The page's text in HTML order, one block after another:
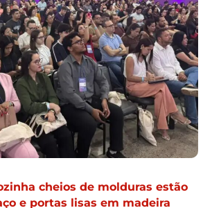
cheios de molduras estão
e portas lisas em madeira